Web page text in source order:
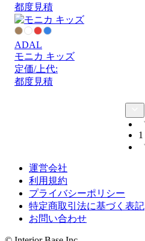
都度見積
ADAL
モニカ キッズ
定価/上代:
都度見積
1
運営会社
利用規約
プライバシーポリシー
特定商取引法に基づく表記
お問い合わせ